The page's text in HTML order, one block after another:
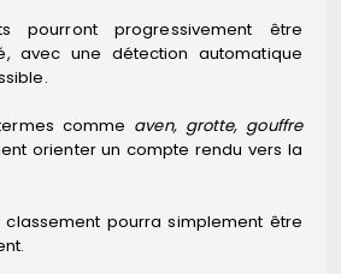
pourront progressivement être
avec une détection automatique
comme aven, grotte, gouffre
orienter un compte rendu vers la
pourra simplement être